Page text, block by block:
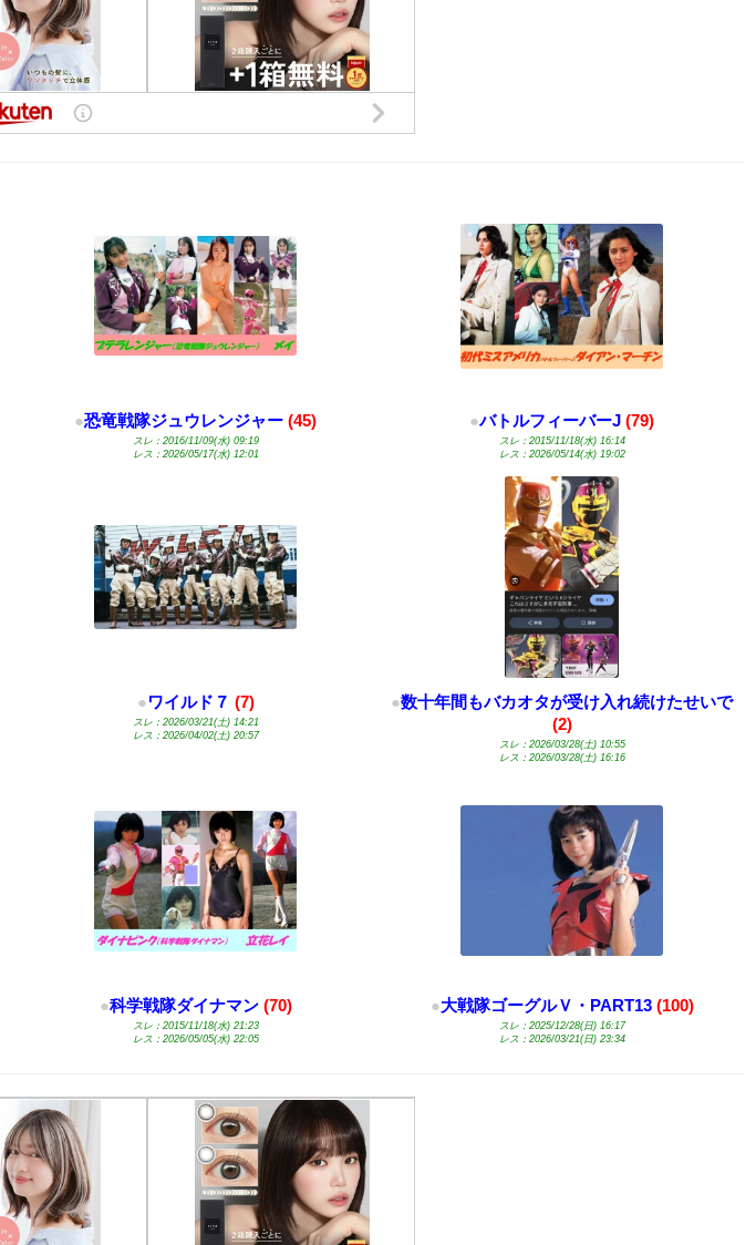
●恐竜戦隊ジュウレンジャー (45)
スレ：2016/11/09(水) 09:19
レス：2026/05/17(水) 12:01
●バトルフィーバーJ (79)
スレ：2015/11/18(水) 16:14
レス：2026/05/14(水) 19:02
●ワイルド７ (7)
スレ：2026/03/21(土) 14:21
レス：2026/04/02(土) 20:57
●数十年間もバカオタが受け入れ続けたせいで
(2)
スレ：2026/03/28(土) 10:55
レス：2026/03/28(土) 16:16
●科学戦隊ダイナマン (70)
スレ：2015/11/18(水) 21:23
レス：2026/05/05(水) 22:05
●大戦隊ゴーグルＶ・PART13 (100)
スレ：2025/12/28(日) 16:17
レス：2026/03/21(日) 23:34